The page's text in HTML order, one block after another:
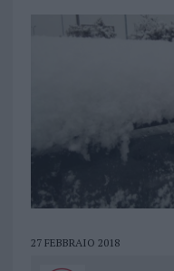
27 FEBBRAIO 2018